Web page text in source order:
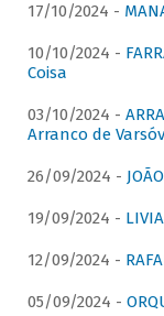
17/10/2024 -
10/10/2024 -
Coisa
03/10/2024 -
Arranco de
26/09/2024 -
19/09/2024 -
12/09/2024 -
05/09/2024 -